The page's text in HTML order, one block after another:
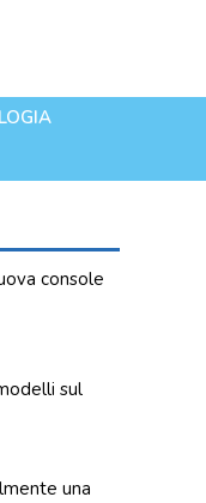
console
sul
una